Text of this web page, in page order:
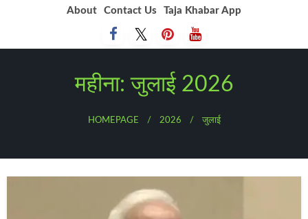
About Contact Us Taja Khabar App
महीना:जुलाई 2026
HOMEPAGE 2026 जुलाई